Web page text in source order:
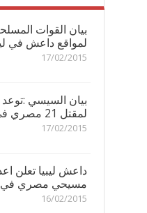
بيان القوات
لمواقع داعش في
17/02/2015
بيان السيسي
لمقتل 21 مصري في ليبيا...
17/02/2015
مسيحي مصري في
16/02/2015